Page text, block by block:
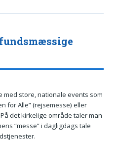
store, nationale events som
for Alle” (rejsemesse) eller
det kirkelige område taler man
“messe” i dagligdags tale